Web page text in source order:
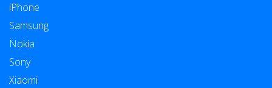
iPhone
Samsung
Nokia
Sony
Xiaomi